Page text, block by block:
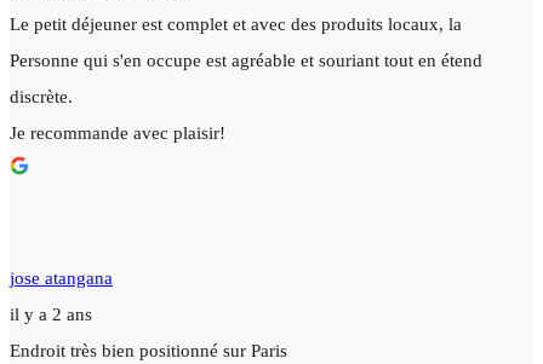
Le petit déjeuner est complet et avec des produits locaux, la
Personne qui s'en occupe est agréable et souriant tout en étend
discrète.
Je recommande avec plaisir!
jose atangana
il y a 2 ans
Endroit très bien positionné sur Paris